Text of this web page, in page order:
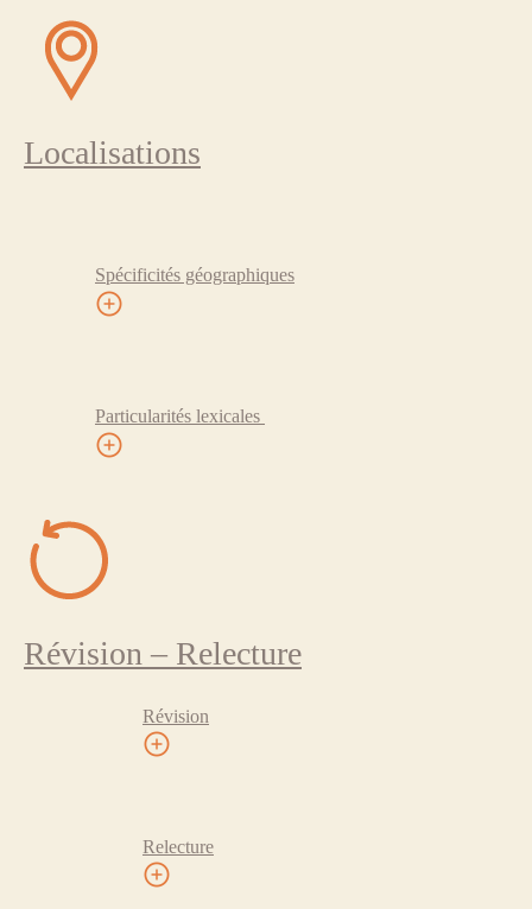
Localisations
Spécificités géographiques
Particularités lexicales
Révision – Relecture
Révision
Relecture